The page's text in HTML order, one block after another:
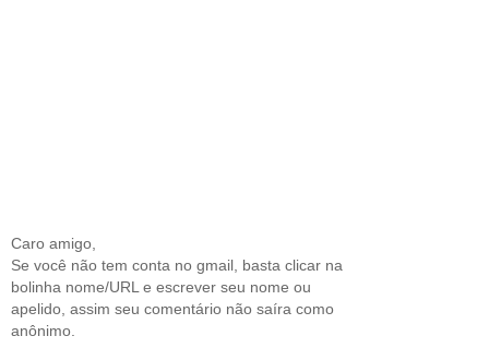
Caro amigo,
Se você não tem conta no gmail, basta clicar na
bolinha nome/URL e escrever seu nome ou
apelido, assim seu comentário não saíra como
anônimo.